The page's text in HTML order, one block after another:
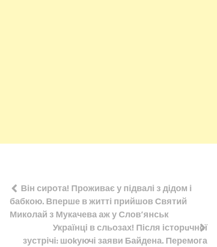
Навігація
записів
Він сирота! Проживає у підвалі з дідом і
бабкою. Вперше в житті прийшов Святий
Миколай з Мукачева аж у Слов’янськ
Українці в сльозах! Після історuчної
зустрічі: шоkуючі заяви Байдена. Перемога